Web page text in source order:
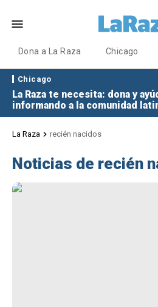
Dona a La Raza Chicago
Chicago
La Raza te necesita: dona y
informando a la comunidad
La Raza recién nacidos
Noticias de recién